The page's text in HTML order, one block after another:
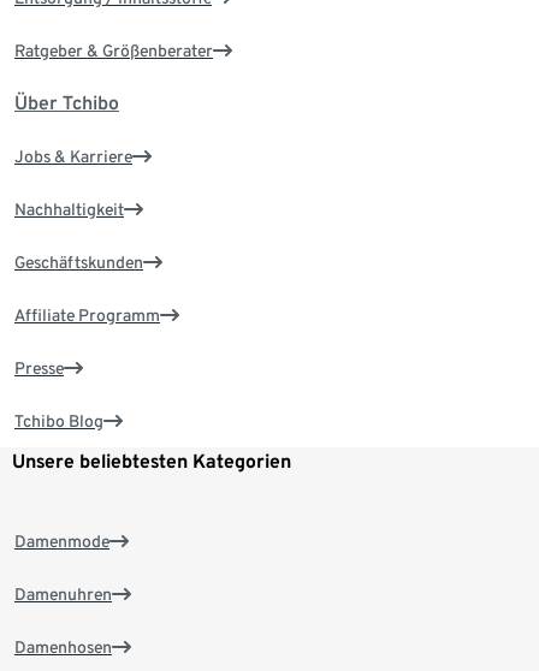
Ratgeber & Größenberater
Über Tchibo
Jobs & Karriere
Nachhaltigkeit
Geschäftskunden
Affiliate Programm
Presse
Tchibo Blog
Unsere beliebtesten Kategorien
Damenmode
Damenuhren
Damenhosen